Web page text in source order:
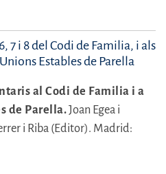
7 i 8 del Codi de Familia, i als
Estables de Parella
al Codi de Familia i a
de Parella.Joan Egea i
i Riba (Editor). Madrid: